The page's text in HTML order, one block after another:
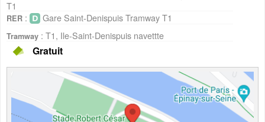
T1
RER : Gare Saint-Denispuis Tramway T1
Tramway : T1, Ile-Saint-Denispuis navettte
Gratuit